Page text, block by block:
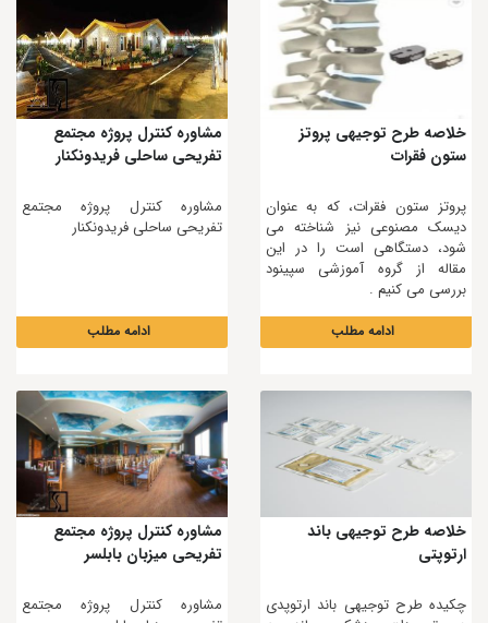
خلاصه طرح توجیهی پروتز
ستون فقرات
پروتز ستون فقرات، که به عنوان
دیسک مصنوعی نیز شناخته می
شود، دستگاهی است را در این
مقاله از گروه آموزشی سپینود
بررسی می کنیم .
ادامه مطلب
مشاوره کنترل پروژه مجتمع
تفريحی ساحلی فريدونكنار
مشاوره کنترل پروژه مجتمع
تفريحی ساحلی فريدونكنار
ادامه مطلب
خلاصه طرح توجیهی باند
ارتوپتی
چکیده طرح توجیهی باند ارتوپدی
مشاوره کنترل پروژه مجتمع
تفريحی ميزبان بابلسر
مشاوره کنترل پروژه مجتمع